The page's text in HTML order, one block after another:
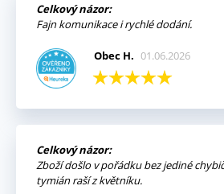
Celkový názor:
Fajn komunikace i rychlé dodání.
Obec H. 01.06.2026
Celkový názor:
Zboží došlo v pořádku bez jediné
tymián raší z květníku.